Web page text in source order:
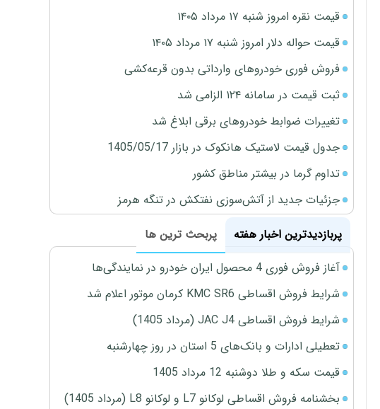
قیمت نقره امروز شنبه ۱۷ مرداد ۱۴۰۵
قیمت حواله دلار امروز شنبه ۱۷ مرداد ۱۴۰۵
فروش فوری خودروهای وارداتی بدون قرعه‌کشی
ثبت قیمت در سامانه ۱۲۴ الزامی شد
تغییرات ضوابط خودروهای برقی ابلاغ شد
جدول قیمت لاستیک هانکوک در بازار 1405/05/17
تداوم گرما در بیشتر مناطق کشور
جزئیات جدید از آتش‌سوزی نفتکش در تنگه هرمز
پربازدیدترین اخبار هفته
پربحث ترین ها
آغاز فروش فوری 4 محصول ایران خودرو در نمایندگی‌ها
شرایط فروش اقساطی KMC SR6 کرمان موتور اعلام شد
شرایط فروش اقساطی JAC J4 (مرداد 1405)
تعطیلی ادارات و بانک‌های 5 استان در روز چهارشنبه
قیمت سکه و طلا دوشنبه 12 مرداد 1405
بخشنامه فروش اقساطی لوکانو L7 و لوکانو L8 (مرداد 1405)